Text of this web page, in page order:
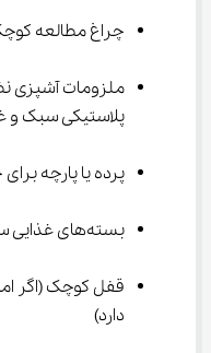
چراغ مطالعه
ملزومات آشپزی
پلاستیکی سبک و
پرده یا پارچه
بسته‌های غذایی ساده (چای، قند، تنقلات)
دارد)